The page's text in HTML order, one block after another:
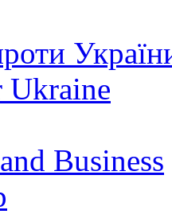
Ukraine
Business